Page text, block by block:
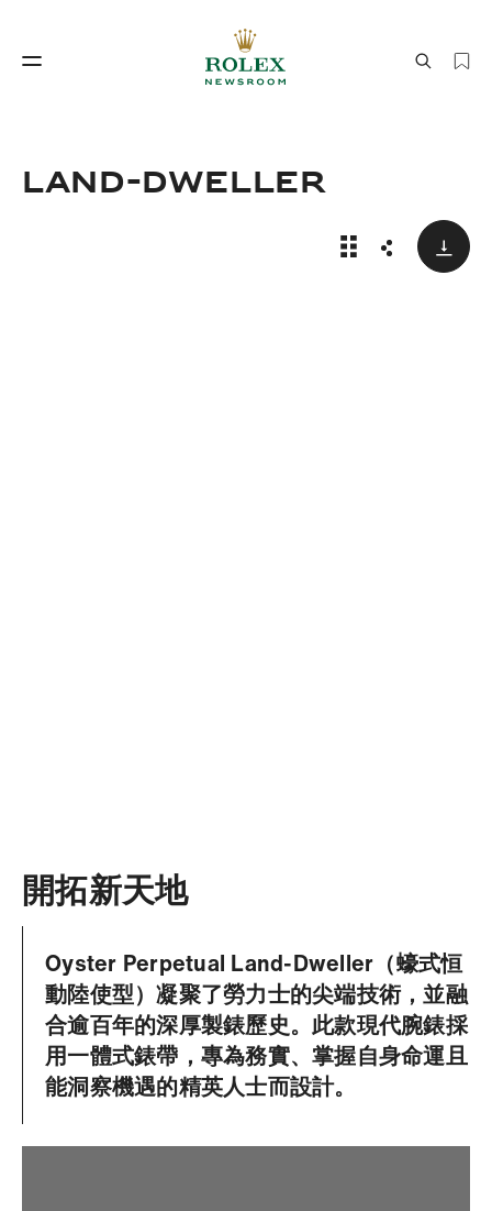
Land-Dweller
Rolex Land-
下載
開拓新天地
Oyster Perpetual Land-Dweller（蠔式恒
動陸使型）凝聚了勞力士的尖端技術，並融
合逾百年的深厚製錶歷史。此款現代腕錶採
用一體式錶帶，專為務實、掌握自身命運且
能洞察機遇的精英人士而設計。